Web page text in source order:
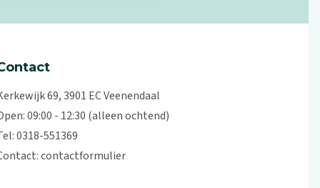
69, 3901 EC Veenendaal
09:00 - 12:30 (alleen ochtend)
0318-551369
contactformulier